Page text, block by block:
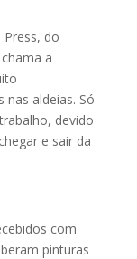
do
a
aldeias. Só
devido
e sair da
com
pinturas